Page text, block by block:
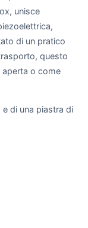
unisce
di un pratico
questo
aperta o come
di una piastra di